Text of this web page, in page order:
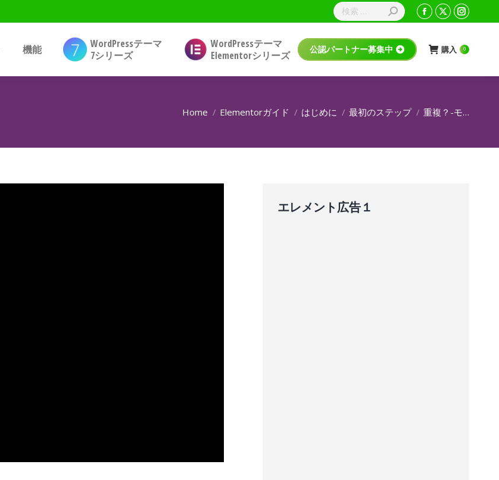
機能
WordPressテーマ
7シリーズ
WordPressテーマ
Elementorシリーズ
公認パートナー募集中 購入 0
Home Elementorガイド はじめに 最初のステップ 重複？-モ…
エレメント広告１